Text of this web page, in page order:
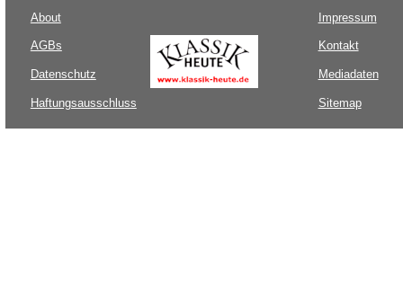
About
AGBs
Datenschutz
Haftungsausschluss
Impressum
Kontakt
Mediadaten
Sitemap